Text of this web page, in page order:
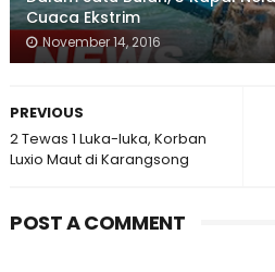
Cuaca Ekstrim
November 14, 2016
PREVIOUS
2 Tewas 1 Luka-luka, Korban
Luxio Maut di Karangsong
POST A COMMENT